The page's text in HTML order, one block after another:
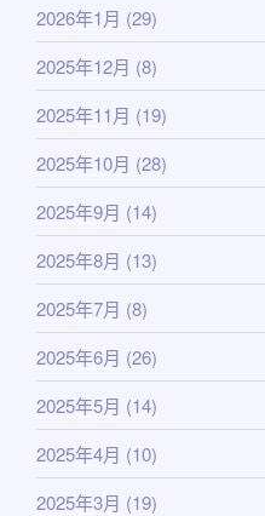
2026年1月 (29)
2025年12月 (8)
2025年11月 (19)
2025年10月 (28)
2025年9月 (14)
2025年8月 (13)
2025年7月 (8)
2025年6月 (26)
2025年5月 (14)
2025年4月 (10)
2025年3月 (19)